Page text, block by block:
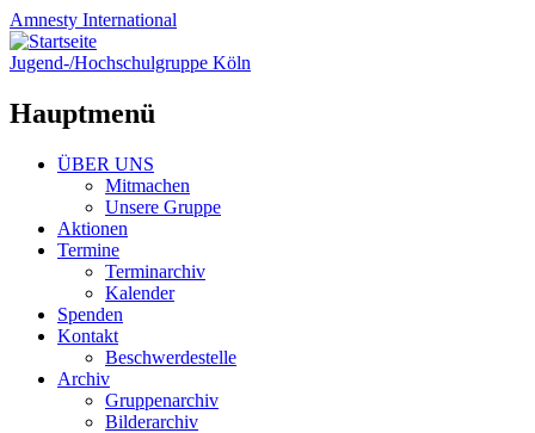
Amnesty International
Jugend-/Hochschulgruppe Köln
Hauptmenü
Zum
ÜBER UNS
Mitmachen
Unsere Gruppe
Aktionen
Termine
Terminarchiv
Kalender
Spenden
Kontakt
Beschwerdestelle
Archiv
Gruppenarchiv
Bilderarchiv